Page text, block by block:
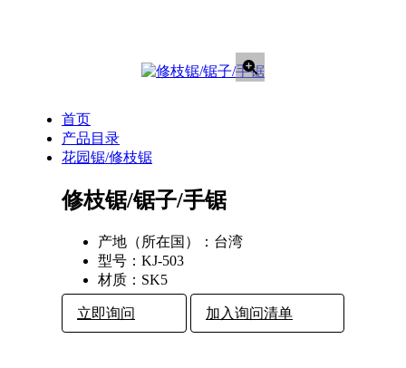
首页
产品目录
花园锯/修枝锯
修枝锯/锯子/手锯
产地（所在国）： 台湾
型号： KJ-503
材质： SK5
立即询问 加入询问清单